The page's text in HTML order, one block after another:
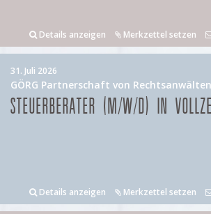
Details anzeigen Merkzettel setzen
31. Juli 2026
GÖRG Partnerschaft von
STEUERBERATER (M/W/D) IN
Details anzeigen Merkzettel setzen